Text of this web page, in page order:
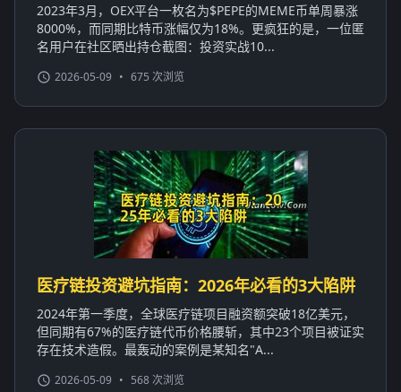
2023年3月，OEX平台一枚名为$PEPE的MEME币单周暴涨
8000%，而同期比特币涨幅仅为18%。更疯狂的是，一位匿
名用户在社区晒出持仓截图：投资实战10...
2026-05-09 • 675 次浏览
医疗链投资避坑指南：2026年必看的3大陷阱
2024年第一季度，全球医疗链项目融资额突破18亿美元，
但同期有67%的医疗链代币价格腰斩，其中23个项目被证实
存在技术造假。最轰动的案例是某知名"A...
2026-05-09 • 568 次浏览